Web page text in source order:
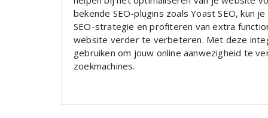
bekende SEO-plugins zoals Yoast SEO, kun
SEO-strategie en profiteren van extra
website verder te verbeteren. Met deze
gebruiken om jouw online aanwezigheid te
zoekmachines.